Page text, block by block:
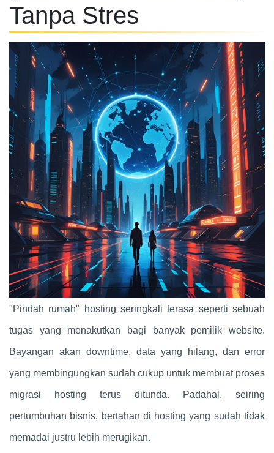
Tanpa Stres
"Pindah rumah" hosting seringkali terasa seperti sebuah
tugas yang menakutkan bagi banyak pemilik website.
Bayangan akan downtime, data yang hilang, dan error
yang membingungkan sudah cukup untuk membuat proses
migrasi hosting terus ditunda. Padahal, seiring
pertumbuhan bisnis, bertahan di hosting yang sudah tidak
memadai justru lebih merugikan.